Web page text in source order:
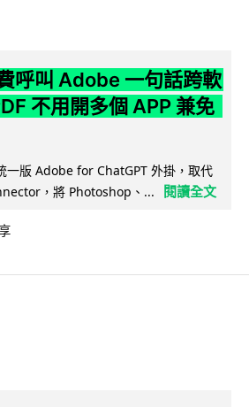
呼叫 Adobe 一句話跨軟
不用開多個 APP 兼免
一版 Adobe for ChatGPT 外掛，取代
，將 Photoshop、...
閱讀全文